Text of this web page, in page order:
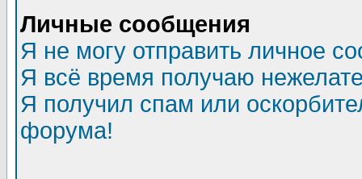
Личные сообщения
Я не могу отправить личное
Я всё время получаю
Я получил спам или
форума!